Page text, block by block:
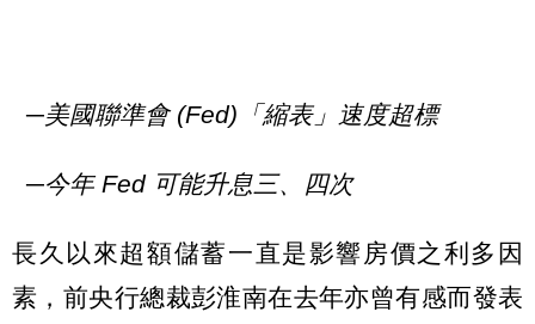
─美國聯準會 (Fed)「縮表」速度超標
─今年 Fed 可能升息三、四次
長久以來超額儲蓄一直是影響房價之利多因
素，前央行總裁彭淮南在去年亦曾有感而發表